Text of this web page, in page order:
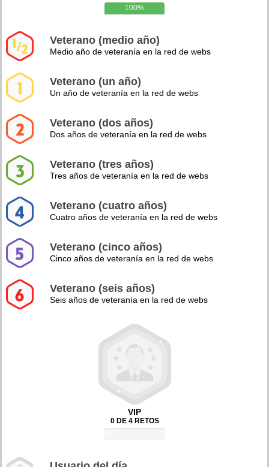
100%
Veterano (medio año)
Medio año de veteranía en la red de webs
Veterano (un año)
Un año de veteranía en la red de webs
Veterano (dos años)
Dos años de veteranía en la red de webs
Veterano (tres años)
Tres años de veteranía en la red de webs
Veterano (cuatro años)
Cuatro años de veteranía en la red de webs
Veterano (cinco años)
Cinco años de veteranía en la red de webs
Veterano (seis años)
Seis años de veteranía en la red de webs
VIP
0 DE 4 RETOS